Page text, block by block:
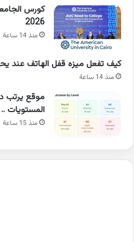
كورس
2026
منذ 14 ساعة
كيف تفعل ميزه قفل الهاتف عند
منذ 14 ساعة
موقع يرتب
المستويات
منذ 15 ساعة